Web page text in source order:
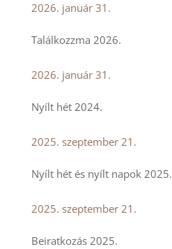
2026. január 31.
Találkozzma 2026.
2026. január 31.
Nyílt hét 2024.
2025. szeptember 21.
Nyílt hét és nyílt napok 2025.
2025. szeptember 21.
Beiratkozás 2025.